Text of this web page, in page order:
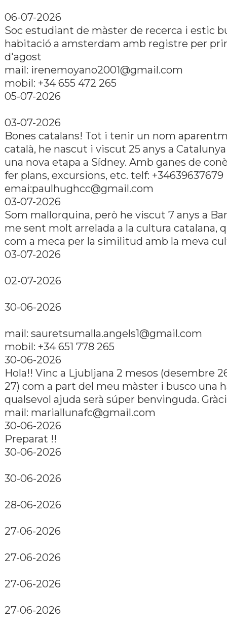
06-07-2026
Soc estudiant de màster de recerca i estic
habitació a amsterdam amb registre per
d'agost
mail: irenemoyano2001@gmail.com
mobil: +34 655 472 265
05-07-2026
03-07-2026
Bones catalans! Tot i tenir un nom
català, he nascut i viscut 25 anys a
una nova etapa a Sídney. Amb ganes de
fer plans, excursions, etc. telf: +34639637679
emai:paulhughcc@gmail.com
03-07-2026
Som mallorquina, però he viscut 7 anys a
me sent molt arrelada a la cultura catalana,
com a meca per la similitud amb la meva
03-07-2026
02-07-2026
30-06-2026
mail: sauretsumalla.angels1@gmail.com
mobil: +34 651 778 265
30-06-2026
Hola!! Vinc a Ljubljana 2 mesos (desembre
27) com a part del meu màster i busco una
qualsevol ajuda serà súper benvinguda.
mail: mariallunafc@gmail.com
30-06-2026
Preparat !!
30-06-2026
30-06-2026
28-06-2026
27-06-2026
27-06-2026
27-06-2026
27-06-2026